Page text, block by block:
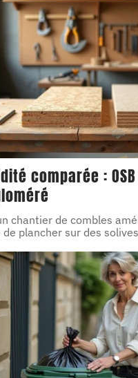
comparée :
chantier de combles
de plancher sur des